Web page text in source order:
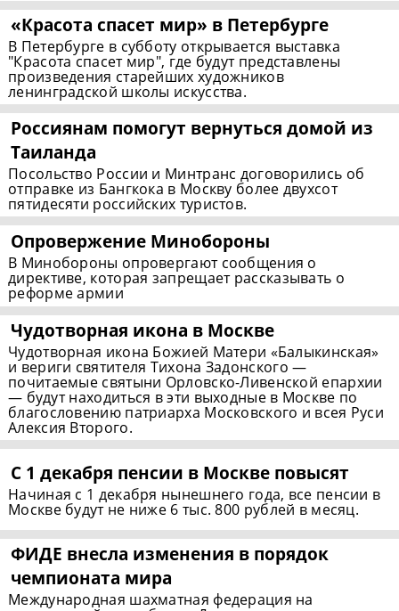
«Красота спасет мир» в Петербурге
В Петербурге в субботу открывается выставка
"Красота спасет мир", где будут представлены
произведения старейших художников
ленинградской школы искусства.
Россиянам помогут вернуться домой из
Таиланда
Посольство России и Минтранс договорились об
отправке из Бангкока в Москву более двухсот
пятидесяти российских туристов.
Опровержение Минобороны
В Минобороны опровергают сообщения о
директиве, которая запрещает рассказывать о
реформе армии
Чудотворная икона в Москве
Чудотворная икона Божией Матери «Балыкинская»
и вериги святителя Тихона Задонского —
почитаемые святыни Орловско-Ливенской епархии
— будут находиться в эти выходные в Москве по
благословению патриарха Московского и всея Руси
Алексия Второго.
С 1 декабря пенсии в Москве повысят
Начиная с 1 декабря нынешнего года, все пенсии в
Москве будут не ниже 6 тыс. 800 рублей в месяц.
ФИДЕ внесла изменения в порядок
чемпионата мира
Международная шахматная федерация на